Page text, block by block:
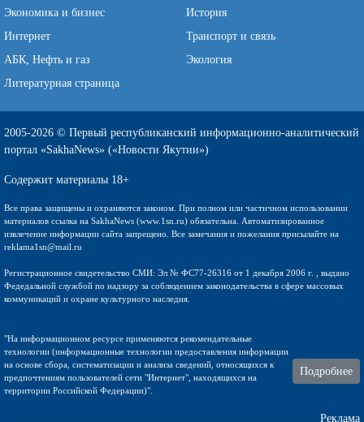
Экономика и бизнес
История
Интернет
Транспорт и связь
АБК, Нефть и газ
Экология
Литературная страница
2005-2026 © Первый республиканский информационно-аналитический
портал «SakhaNews» («Новости Якутии»)
Содержит материалы 18+
Все права защищены и охраняются законом. При полном или частичном использовании
материалов ссылка на SakhaNews (www.1sn.ru) обязательна. Автоматизированное
извлечение информации сайта запрещено. Все замечания и пожелания присылайте на
reklama1sn@mail.ru
Регистрационное свидетельство СМИ: Эл № ФС77-26316 от 1 декабря 2006 г. , выдано
Федедальной службой по надзору за соблюдением законодательства в сфере массовых
коммуникаций и охране культурного наследия.
"На информационном ресурсе применяются рекомендательные
технологии (информационные технологии предоставления информации
на основе сбора, систематизации и анализа сведений, относящихся к
предпочтениям пользователей сети "Интернет", находящихся на
территории Российской Федерации)".
Подробнее
Реклама